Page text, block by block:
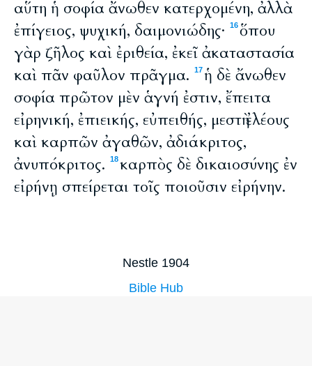
αὕτη ἡ σοφία ἄνωθεν κατερχομένη, ἀλλὰ
ἐπίγειος, ψυχική, δαιμονιώδης·
16ὅπου
γὰρ ζῆλος καὶ ἐριθεία, ἐκεῖ ἀκαταστασία
καὶ πᾶν φαῦλον πρᾶγμα.
17ἡ δὲ ἄνωθεν
σοφία πρῶτον μὲν ἁγνή ἐστιν, ἔπειτα
εἰρηνική, ἐπιεικής, εὐπειθής, μεστὴ ἐλέους
καὶ καρπῶν ἀγαθῶν, ἀδιάκριτος,
ἀνυπόκριτος.
18καρπὸς δὲ δικαιοσύνης ἐν
εἰρήνῃ σπείρεται τοῖς ποιοῦσιν εἰρήνην.
Nestle 1904
Bible Hub